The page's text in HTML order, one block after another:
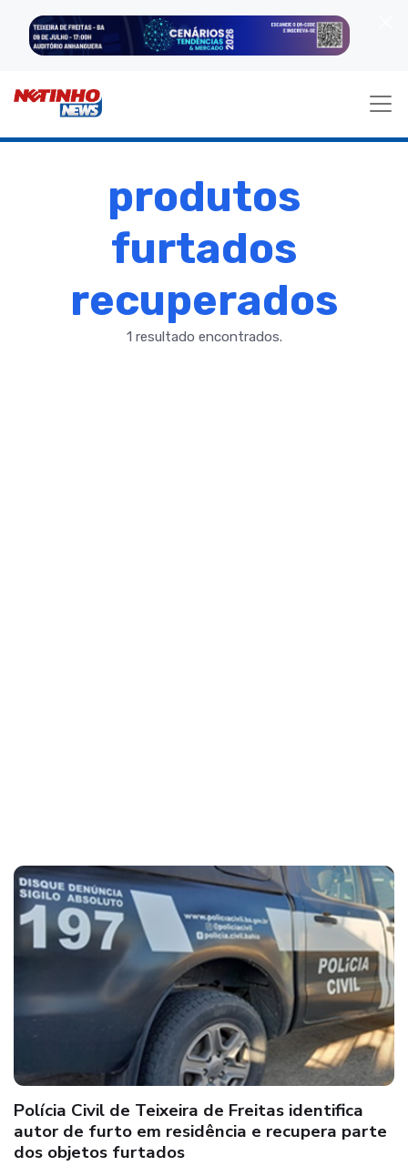
produtos
furtados
recuperados
1 resultado encontrados.
Polícia Civil de Teixeira de Freitas identifica
autor de furto em residência e recupera parte
dos objetos furtados